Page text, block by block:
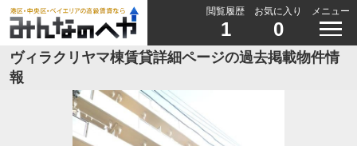
閲覧履歴
1
お気に入り
0
メニュー
ヴィラクリヤマ棟賃貸詳細ページの過去掲載物件情
報